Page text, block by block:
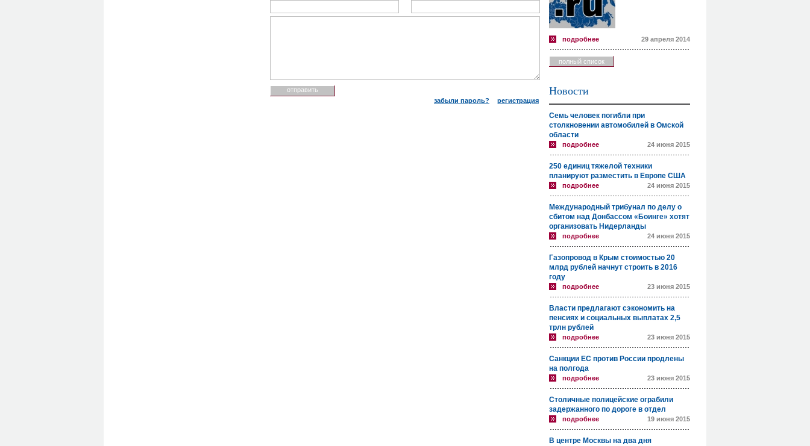
забыли пароль? регистрация
подробнее 29 апреля 2014
полный список
Новости
Семь человек погибли при
столкновении автомобилей в Омской
области
подробнее 24 июня 2015
250 единиц тяжелой техники
планируют разместить в Европе США
подробнее 24 июня 2015
Международный трибунал по делу о
сбитом над Донбассом «Боинге» хотят
организовать Нидерланды
подробнее 24 июня 2015
Газопровод в Крым стоимостью 20
млрд рублей начнут строить в 2016
году
подробнее 23 июня 2015
Власти предлагают сэкономить на
пенсиях и социальных выплатах 2,5
трлн рублей
подробнее 23 июня 2015
Санкции ЕС против России продлены
на полгода
подробнее 23 июня 2015
Столичные полицейские ограбили
задержанного по дороге в отдел
подробнее 19 июня 2015
В центре Москвы на два дня